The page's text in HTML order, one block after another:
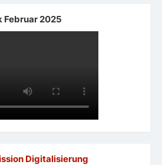
Februar 2025
Digitalisierung